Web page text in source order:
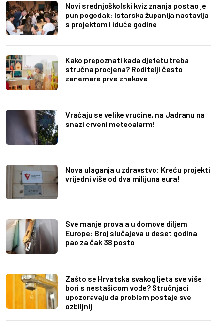
Novi srednjoškolski kviz znanja postao je
pun pogodak: Istarska županija nastavlja
s projektom i iduće godine
Kako prepoznati kada djetetu treba
stručna procjena? Roditelji često
zanemare prve znakove
Vraćaju se velike vrućine, na Jadranu na
snazi crveni meteoalarm!
Nova ulaganja u zdravstvo: Kreću projekti
vrijedni više od dva milijuna eura!
Sve manje provala u domove diljem
Europe: Broj slučajeva u deset godina
pao za čak 38 posto
Zašto se Hrvatska svakog ljeta sve više
bori s nestašicom vode? Stručnjaci
upozoravaju da problem postaje sve
ozbiljniji